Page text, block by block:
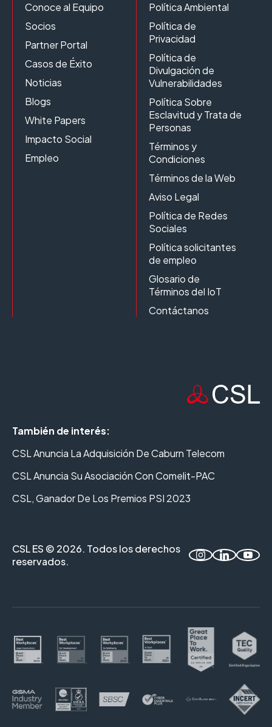
Conoce al Equipo
Socios
Partner Portal
Casos de Éxito
Noticias
Blogs
White Papers
Impacto Social
Empleo
Política Ambiental
Política de
Privacidad
Política de
Divulgación de
Vulnerabilidades
Política Sobre
Esclavitud y Trata de
Personas
Términos y
Condiciones
Términos de la Web
Aviso Legal
Política de Redes
Sociales
Política solicitantes
de empleo
Glosario de
Términos del IoT
Contáctanos
También de interés:
CSL Anuncia La Adquisición De Caburn Telecom
CSL Anuncia Su Asociación Con Comelit-PAC
CSL, Ganador De Los Premios PSI 2023
CSL ES © 2026. Todos los derechos
reservados.